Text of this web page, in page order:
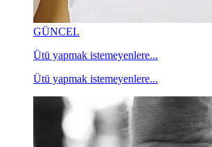
GÜNCEL
Ütü yapmak istemeyenlere...
Ütü yapmak istemeyenlere...